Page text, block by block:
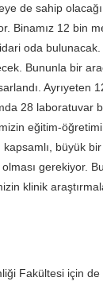
de sahip
Binamız 12 bin
oda bulunacak.
Bununla bir
Ayrıyeten
28 laboratuvar
eğitim-öğretimi
büyük
gerekiyor.
klinik
Fakültesi için